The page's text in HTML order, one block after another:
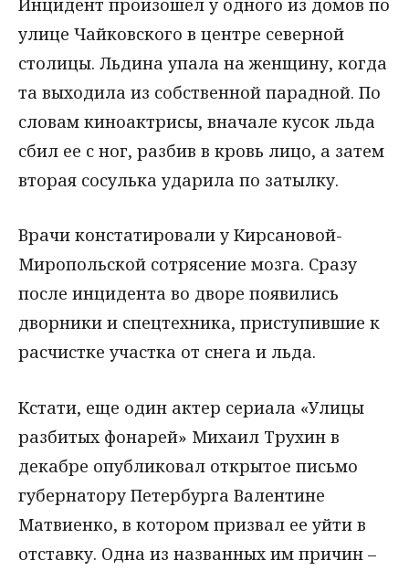
улице Чайковского в центре северной
столицы. Льдина упала на женщину, когда
та выходила из собственной парадной. По
словам киноактрисы, вначале кусок льда
сбил ее с ног, разбив в кровь лицо, а затем
вторая сосулька ударила по затылку.
Врачи констатировали у Кирсановой-
Миропольской сотрясение мозга. Сразу
после инцидента во дворе появились
дворники и спецтехника, приступившие к
расчистке участка от снега и льда.
Кстати, еще один актер сериала «Улицы
разбитых фонарей» Михаил Трухин в
декабре опубликовал открытое письмо
губернатору Петербурга Валентине
Матвиенко, в котором призвал ее уйти в
отставку. Одна из названных им причин –